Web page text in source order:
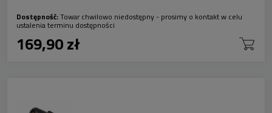
Dostępność:Towar chwilowo niedostępny - prosimy o kontakt w celu
ustalenia terminu dostępności
169,90 zł